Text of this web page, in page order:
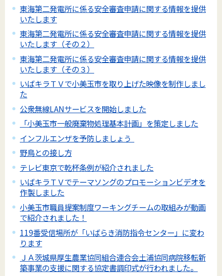
東海第二発電所に係る安全審査申請に関する情報を提供
いたします
東海第二発電所に係る安全審査申請に関する情報を提供
いたします（その２）
東海第二発電所に係る安全審査申請に関する情報を提供
いたします（その３）
いばキラＴＶで小美玉市を取り上げた映像を制作しまし
た
公衆無線LANサービスを開始しました
「小美玉市一般廃棄物処理基本計画」を策定しました
インフルエンザを予防しましょう
野鳥との接し方
テレビ東京で乾杯条例が紹介されました
いばキラＴＶでテーマソングのプロモーションビデオを
作製しました
小美玉市職員提案制度ワーキングチームの取組みが動画
で紹介されました！
119番受信場所が「いばらき消防指令センター」に変わ
ります
ＪＡ茨城県厚生農業協同組合連合会土浦協同病院移転新
築事業の支援に関する協定書調印式が行われました。